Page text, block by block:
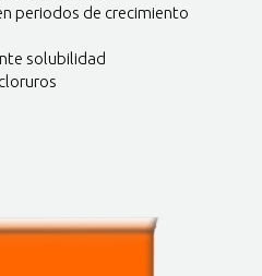
periodos de crecimiento
solubilidad